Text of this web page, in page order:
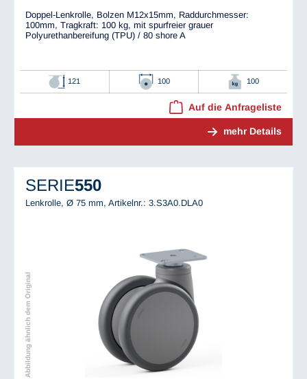
Doppel-Lenkrolle, Bolzen M12x15mm, Raddurchmesser:
100mm, Tragkraft: 100 kg, mit spurfreier grauer
Polyurethanbereifung (TPU) / 80 shore A
121 100 100
Auf die Anfrageliste
mehr Details
SERIE550
Lenkrolle, Ø 75 mm, Artikelnr.: 3.S3A0.DLA0
Abbildung ähnlich dem Original